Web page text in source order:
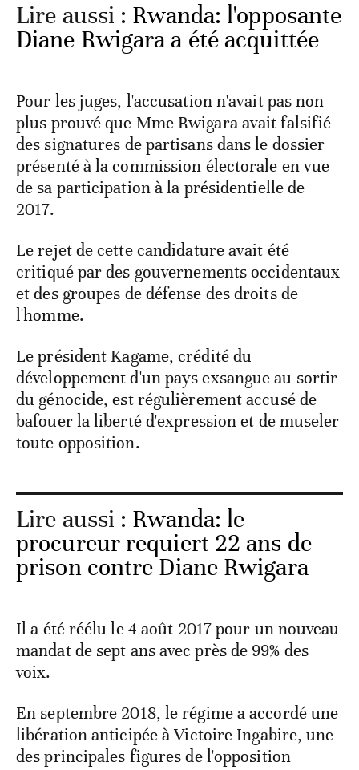
Lire aussi : Rwanda: l'opposante
Diane Rwigara a été acquittée
Pour les juges, l'accusation n'avait pas non
plus prouvé que Mme Rwigara avait falsifié
des signatures de partisans dans le dossier
présenté à la commission électorale en vue
de sa participation à la présidentielle de
2017.
Le rejet de cette candidature avait été
critiqué par des gouvernements occidentaux
et des groupes de défense des droits de
l'homme.
Le président Kagame, crédité du
développement d'un pays exsangue au sortir
du génocide, est régulièrement accusé de
bafouer la liberté d'expression et de museler
toute opposition.
Lire aussi : Rwanda: le
procureur requiert 22 ans de
prison contre Diane Rwigara
Il a été réélu le 4 août 2017 pour un nouveau
mandat de sept ans avec près de 99% des
voix.
En septembre 2018, le régime a accordé une
libération anticipée à Victoire Ingabire, une
des principales figures de l'opposition